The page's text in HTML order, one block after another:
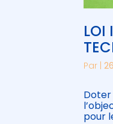
LOI
Par |
pour